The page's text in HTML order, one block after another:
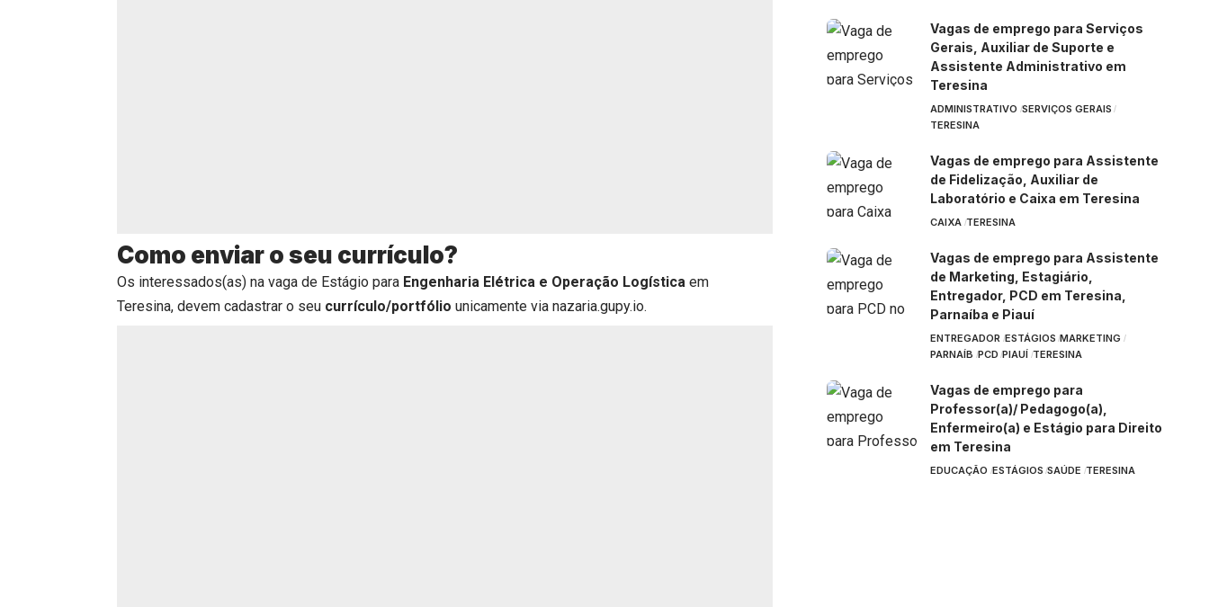
Como enviar o seu currículo?
Os interessados(as) na vaga de Estágio para Engenharia Elétrica e Operação Logística em
Teresina, devem cadastrar o seu currículo/portfólio unicamente via nazaria.gupy.io.
Vagas de emprego para Serviços
Gerais, Auxiliar de Suporte e
Assistente Administrativo em
Teresina
ADMINISTRATIVO SERVIÇOS GERAIS
TERESINA
Vagas de emprego para Assistente
de Fidelização, Auxiliar de
Laboratório e Caixa em Teresina
CAIXA TERESINA
Vagas de emprego para Assistente
de Marketing, Estagiário,
Entregador, PCD em Teresina,
Parnaíba e Piauí
ENTREGADOR ESTÁGIOS MARKETING
PARNAÍB PCD PIAUÍ TERESINA
Vagas de emprego para
Professor(a)/ Pedagogo(a),
Enfermeiro(a) e Estágio para Direito
em Teresina
EDUCAÇÃO ESTÁGIOS SAÚDE TERESINA